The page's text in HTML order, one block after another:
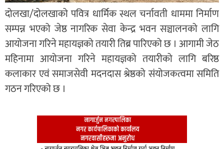
दोलखा/दोलखाको पवित्र धार्मिक स्थल चर्नावती धाममा निर्माण
सम्पन्न भएको जेष्ठ नागरिक सेवा केन्द्र भवन सञ्चालनको लागि
आयोजना गरिने महायज्ञको तयारी तिब्र पारिएको छ । आगामी जेठ
महिनामा आयोजना गरिने महायज्ञको तयारीको लागि बरिष्ठ
कलाकार एवं समाजसेवी मदनदास श्रेष्ठको संयोजकत्वमा समिति
गठन गरिएको छ ।